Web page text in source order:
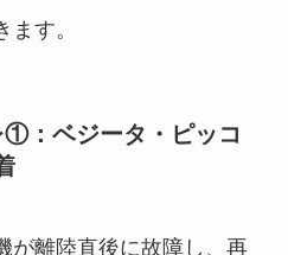
す。
：ベジータ・ピッコ
が離陸直後に故障し、再